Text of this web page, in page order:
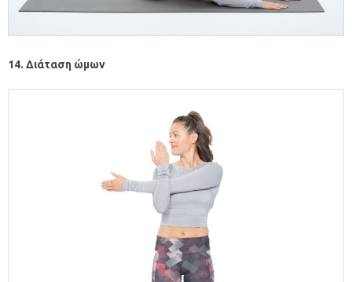
14. Διάταση ώμων